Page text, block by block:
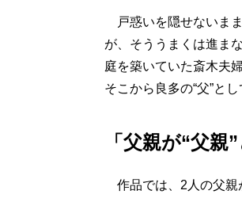
戸惑いを隠せないま
が、そううまくは進ま
庭を築いていた斎木夫
そこから良多の“父”と
「父親が“父
作品では、2人の父親